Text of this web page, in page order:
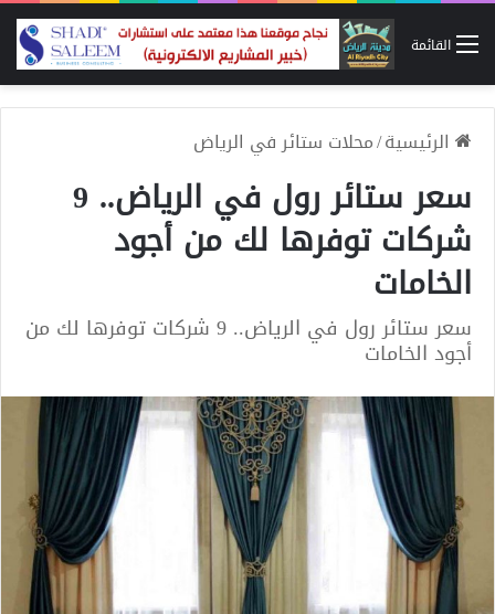
القائمة
الرئيسية/محلات ستائر في الرياض
سعر ستائر رول في الرياض.. 9
شركات توفرها لك من أجود
الخامات
سعر ستائر رول في الرياض.. 9 شركات توفرها لك من
أجود الخامات